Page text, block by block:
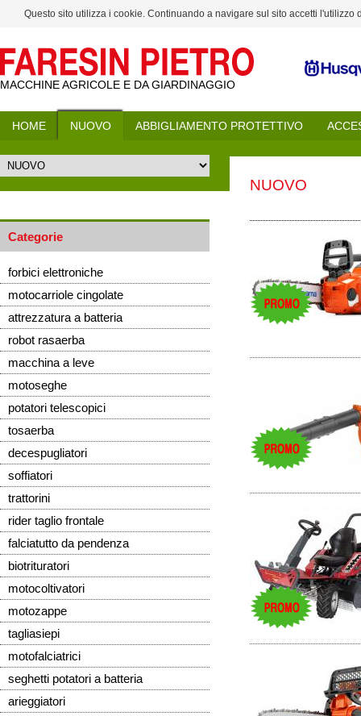
Questo sito utilizza i cookie. Continuando a navigare sul sito accetti l'utilizzo
MACCHINE AGRICOLE E DA GIARDINAGGIO
HOME NUOVO ABBIGLIAMENTO PROTETTIVO
Categorie
forbici elettroniche
motocarriole cingolate
attrezzatura a batteria
robot rasaerba
macchina a leve
motoseghe
potatori telescopici
tosaerba
decespugliatori
soffiatori
trattorini
rider taglio frontale
falciatutto da pendenza
biotrituratori
motocoltivatori
motozappe
tagliasiepi
motofalciatrici
seghetti potatori a batteria
arieggiatori
NUOVO